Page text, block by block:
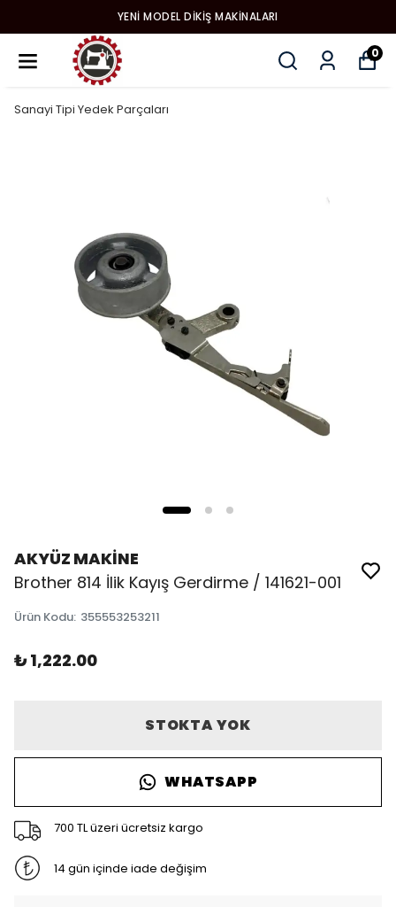
YENI MODEL DIKIŞ MAKINALARI
0
Sanayi Tipi Yedek Parçaları
AKYÜZ MAKİNE
Brother 814 İlik Kayış Gerdirme / 141621-001
Ürün Kodu: 355553253211
₺ 1,222.00
STOKTA YOK
WHATSAPP
700 TL üzeri ücretsiz kargo
14 gün içinde iade değişim